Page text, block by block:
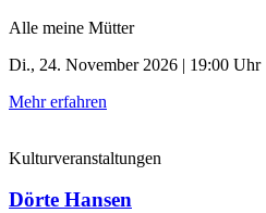
Alle meine Mütter
Di., 24. November 2026 | 19:00 Uhr
Mehr erfahren
Kulturveranstaltungen
Dörte Hansen